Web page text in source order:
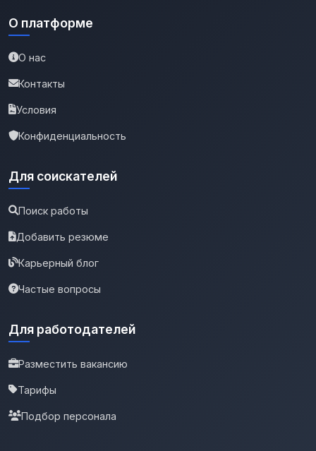
О платформе
О нас
Контакты
Условия
Конфиденциальность
Для соискателей
Поиск работы
Добавить резюме
Карьерный блог
Частые вопросы
Для работодателей
Разместить вакансию
Тарифы
Подбор персонала